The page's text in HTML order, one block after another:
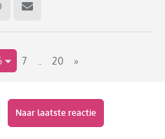
7 20 »
Naar laatste reactie